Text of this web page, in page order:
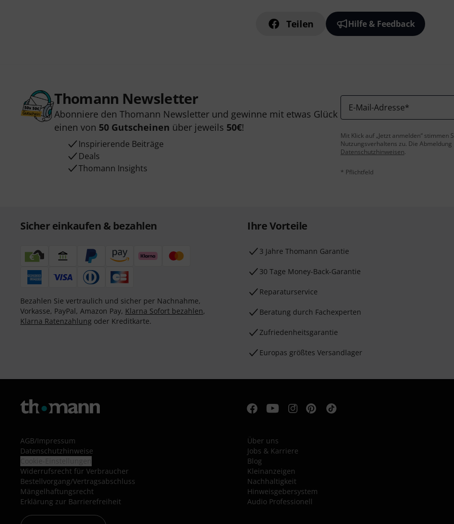
Teilen Hilfe & Feedback
Thomann Newsletter
Abonniere den Thomann Newsletter und gewinne mit etwas Glück
einen von 50 Gutscheinen über jeweils 50€!
Inspirierende Beiträge
Deals
Thomann Insights
E-Mail-Adresse*
Mit Klick auf „Jetzt anmelden“
Nutzungsverhaltens zu. Die
Datenschutzhinweisen.
* Pflichtfeld
Sicher einkaufen & bezahlen
Bezahlen Sie vertraulich und sicher per Nachnahme,
Vorkasse, PayPal, Amazon Pay, Klarna Sofort bezahlen,
Klarna Ratenzahlung oder Kreditkarte.
Ihre Vorteile
3 Jahre Thomann Garantie
30 Tage Money-Back-Garantie
Reparaturservice
Beratung durch Fachexperten
Zufriedenheitsgarantie
Europas größtes Versandlager
AGB/Impressum
Datenschutzhinweise
Widerrufsrecht für Verbraucher
Bestellvorgang/Vertragsabschluss
Mängelhaftungsrecht
Erklärung zur Barrierefreiheit
Über uns
Jobs & Karriere
Blog
Kleinanzeigen
Nachhaltigkeit
Hinweisgebersystem
Audio Professionell